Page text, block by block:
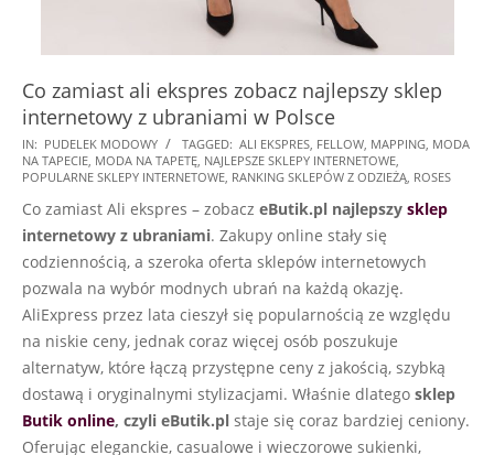
Co zamiast ali ekspres zobacz najlepszy sklep
internetowy z ubraniami w Polsce
2026-
02-
IN: PUDELEK MODOWY TAGGED: ALI EKSPRES, FELLOW, MAPPING, MODA
NA TAPECIE, MODA NA TAPETĘ, NAJLEPSZE SKLEPY INTERNETOWE,
POPULARNE SKLEPY INTERNETOWE, RANKING SKLEPÓW Z ODZIEŻĄ, ROSES
Co zamiast Ali ekspres – zobacz eButik.pl najlepszy sklep
internetowy z ubraniami. Zakupy online stały się
codziennością, a szeroka oferta sklepów internetowych
pozwala na wybór modnych ubrań na każdą okazję.
AliExpress przez lata cieszył się popularnością ze względu
na niskie ceny, jednak coraz więcej osób poszukuje
alternatyw, które łączą przystępne ceny z jakością, szybką
dostawą i oryginalnymi stylizacjami. Właśnie dlatego sklep
Butik online, czyli eButik.pl staje się coraz bardziej ceniony.
Oferując eleganckie, casualowe i wieczorowe sukienki,